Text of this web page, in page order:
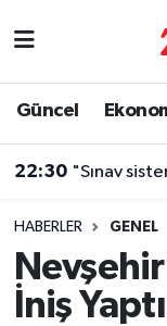
Güncel
22:30 "Sınav
HABERLER GENEL
İniş
Nöbetçi
Trafik
Süper Lig